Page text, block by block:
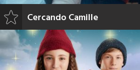
Cercando Camille